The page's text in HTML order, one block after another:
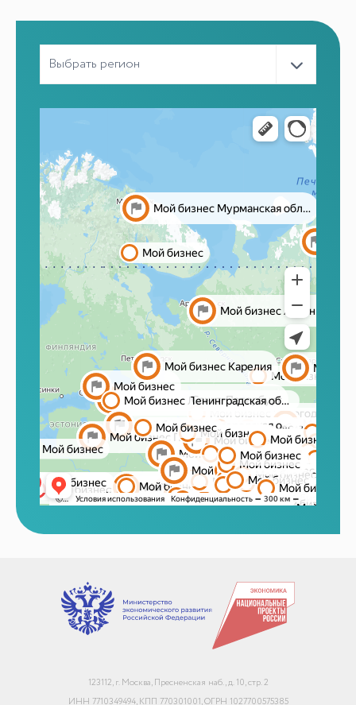
123112, г. Москва, Пресненская наб., д. 10, стр. 2
ИНН 7710349494, КПП 770301001, ОГРН 1027700575385
ИИ-консультант
Маркетплейсы и регуляторика
Я согласен собработкой персональных данныхи
политикой использования
Конфиденциально. Не передаём данные третьим лицам